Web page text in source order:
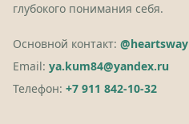
глубокого понимания себя.
Основной контакт: @heartsway
Email: ya.kum84@yandex.ru
Телефон: +7 911 842-10-32